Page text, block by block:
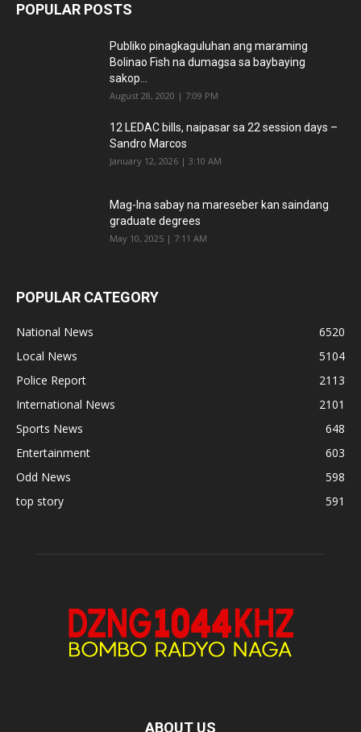
POPULAR POSTS
Publiko pinagkaguluhan ang maraming
Bolinao Fish na dumagsa sa baybaying
sakop...
August 28, 2020 | 7:09 PM
12 LEDAC bills, naipasar sa 22 session days –
Sandro Marcos
January 12, 2026 | 3:10 AM
Mag-Ina sabay na mareseber kan saindang
graduate degrees
May 10, 2025 | 7:11 AM
POPULAR CATEGORY
National News
6520
Local News
5104
Police Report
2113
International News
2101
Sports News
648
Entertainment
603
Odd News
598
top story
591
ABOUT US